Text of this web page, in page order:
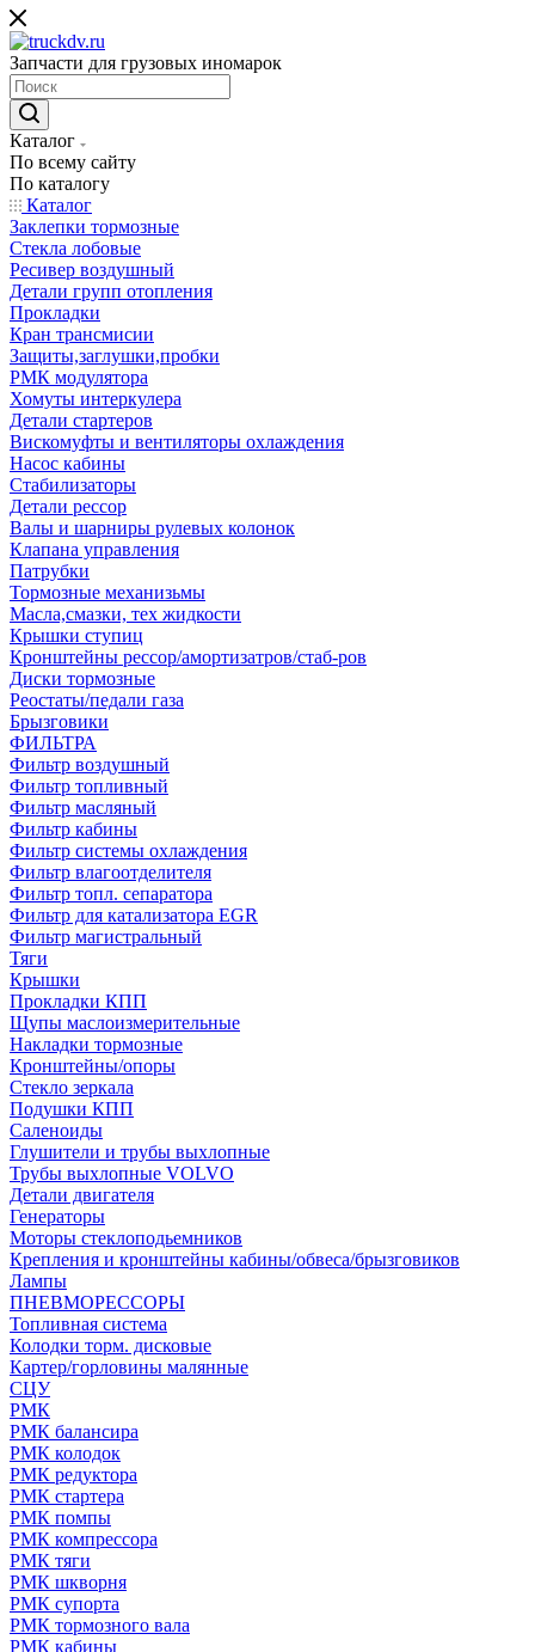
Запчасти для грузовых иномарок
Каталог
По всему сайту
По каталогу
Каталог
Заклепки тормозные
Стекла лобовые
Ресивер воздушный
Детали групп отопления
Прокладки
Кран трансмисии
Защиты,заглушки,пробки
РМК модулятора
Хомуты интеркулера
Детали стартеров
Вискомуфты и вентиляторы охлаждения
Насос кабины
Стабилизаторы
Детали рессор
Валы и шарниры рулевых колонок
Клапана управления
Патрубки
Тормозные механизьмы
Масла,смазки, тех жидкости
Крышки ступиц
Кронштейны рессор/амортизатров/стаб-ров
Диски тормозные
Реостаты/педали газа
Брызговики
ФИЛЬТРА
Фильтр воздушный
Фильтр топливный
Фильтр масляный
Фильтр кабины
Фильтр системы охлаждения
Фильтр влагоотделителя
Фильтр топл. сепаратора
Фильтр для катализатора EGR
Фильтр магистральный
Тяги
Крышки
Прокладки КПП
Щупы маслоизмерительные
Накладки тормозные
Кронштейны/опоры
Стекло зеркала
Подушки КПП
Саленоиды
Глушители и трубы выхлопные
Трубы выхлопные VOLVO
Детали двигателя
Генераторы
Моторы стеклоподьемников
Крепления и кронштейны кабины/обвеса/брызговиков
Лампы
ПНЕВМОРЕССОРЫ
Топливная система
Колодки торм. дисковые
Картер/горловины малянные
СЦУ
РМК
РМК балансира
РМК колодок
РМК редуктора
РМК стартера
РМК помпы
РМК компрессора
РМК тяги
РМК шкворня
РМК супорта
РМК тормозного вала
РМК кабины